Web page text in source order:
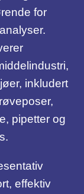
for
inkludert
pipetter og
effektiv